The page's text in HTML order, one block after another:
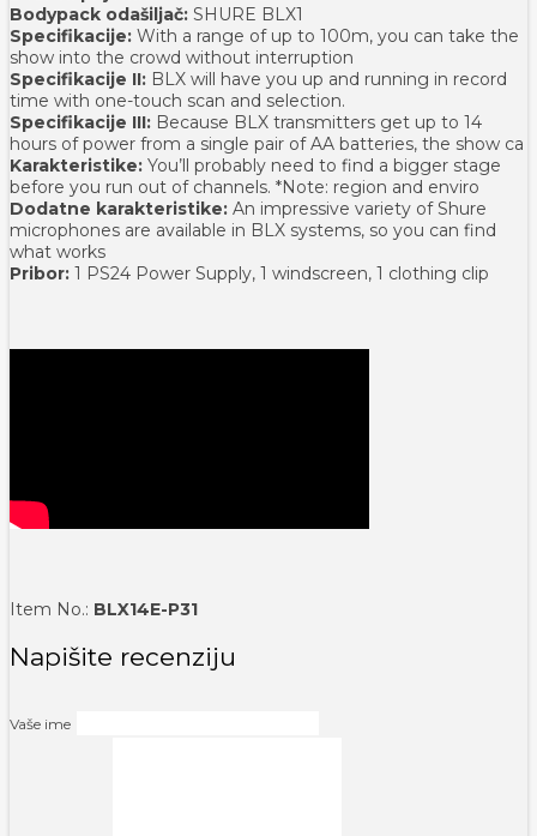
Bodypack odašiljač: SHURE BLX1
Specifikacije: With a range of up to 100m, you can take the
show into the crowd without interruption
Specifikacije II: BLX will have you up and running in record
time with one-touch scan and selection.
Specifikacije III: Because BLX transmitters get up to 14
hours of power from a single pair of AA batteries, the show ca
Karakteristike: You’ll probably need to find a bigger stage
before you run out of channels. *Note: region and enviro
Dodatne karakteristike: An impressive variety of Shure
microphones are available in BLX systems, so you can find
what works
Pribor: 1 PS24 Power Supply, 1 windscreen, 1 clothing clip
Item No.: BLX14E-P31
Napišite recenziju
Vaše ime